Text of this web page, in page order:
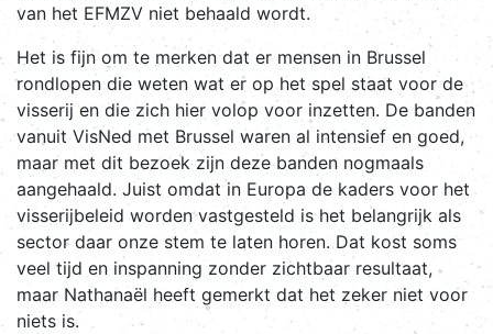
van het EFMZV niet behaald wordt.
Het is fijn om te merken dat er mensen in Brussel
rondlopen die weten wat er op het spel staat voor de
visserij en die zich hier volop voor inzetten. De banden
vanuit VisNed met Brussel waren al intensief en goed,
maar met dit bezoek zijn deze banden nogmaals
aangehaald. Juist omdat in Europa de kaders voor het
visserijbeleid worden vastgesteld is het belangrijk als
sector daar onze stem te laten horen. Dat kost soms
veel tijd en inspanning zonder zichtbaar resultaat,
maar Nathanaël heeft gemerkt dat het zeker niet voor
niets is.